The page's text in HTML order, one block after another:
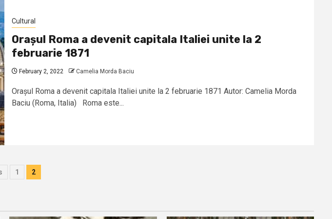
Cultural
Orașul Roma a devenit capitala Italiei unite la 2
februarie 1871
February 2, 2022 Camelia Morda Baciu
Orașul Roma a devenit capitala Italiei unite la 2 februarie 1871 Autor: Camelia Morda
Baciu (Roma, Italia) Roma este...
1 2